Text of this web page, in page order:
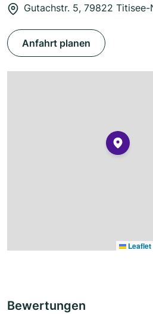
Gutachstr. 5, 79822 Titisee-
Anfahrt planen
Leaflet
Bewertungen